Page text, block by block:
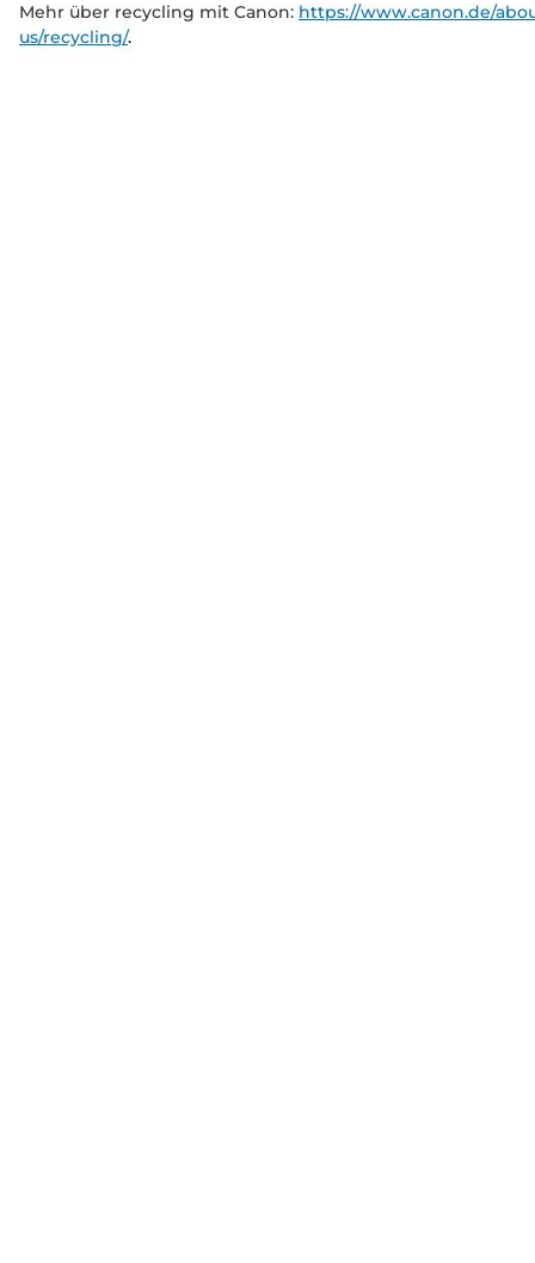
Mehr über recycling mit Canon: https://www.canon.de/
us/recycling/.